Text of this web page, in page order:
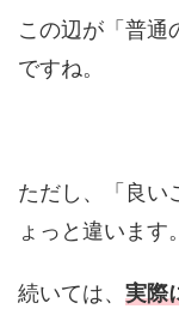
この辺が「普通
ですね。
ただし、「良い
ょっと違います。
続いては、 実際